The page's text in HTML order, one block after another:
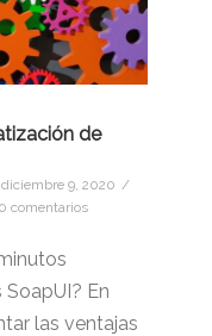
de
diciembre 9, 2020 /
0 comentarios
En
las ventajas